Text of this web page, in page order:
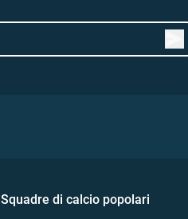
Squadre di calcio popolari